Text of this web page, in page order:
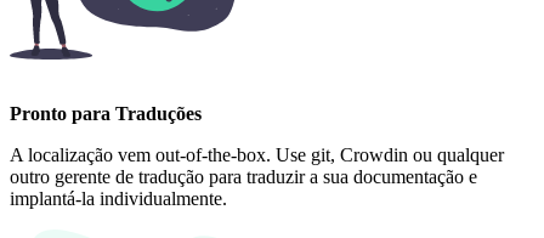
Pronto para Traduções
A localização vem out-of-the-box. Use git, Crowdin ou qualquer
outro gerente de tradução para traduzir a sua documentação e
implantá-la individualmente.